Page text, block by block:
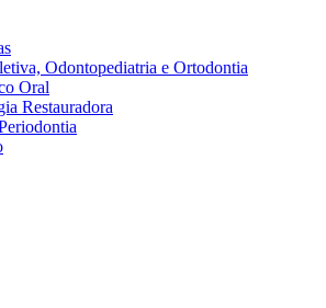
Odontopediatria e Ortodontia
Oral
Restauradora